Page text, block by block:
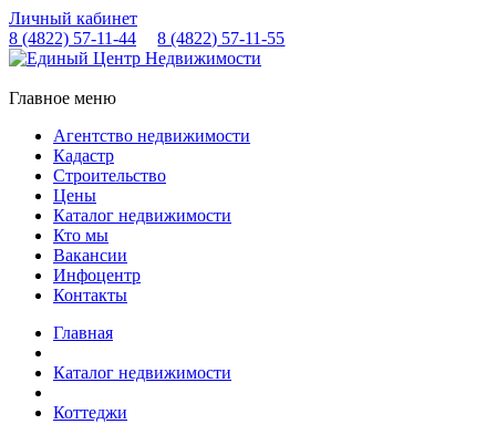
Личный кабинет
8 (4822) 57-11-44 8 (4822) 57-11-55
Главное меню
Агентство недвижимости
Кадастр
Строительство
Цены
Каталог недвижимости
Кто мы
Вакансии
Инфоцентр
Контакты
Главная
Каталог недвижимости
Коттеджи